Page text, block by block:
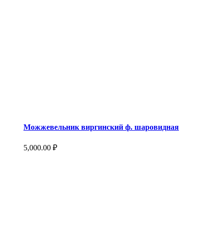
Можжевельник виргинский ф. шаровидная
5,000.00 ₽